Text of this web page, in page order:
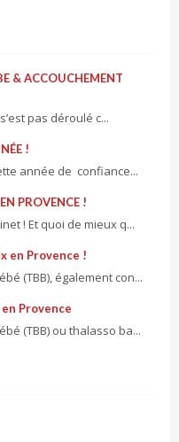
& ACCOUCHEMENT
pas déroulé c...
!
année de confiance...
PROVENCE !
! Et quoi de mieux q...
en Provence !
(TBB), également con...
en Provence
(TBB) ou thalasso ba...